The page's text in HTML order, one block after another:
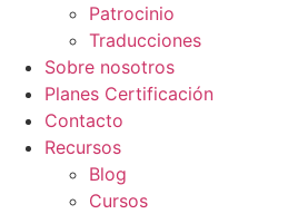
Patrocinio
Traducciones
Sobre nosotros
Planes Certificación
Contacto
Recursos
Blog
Cursos